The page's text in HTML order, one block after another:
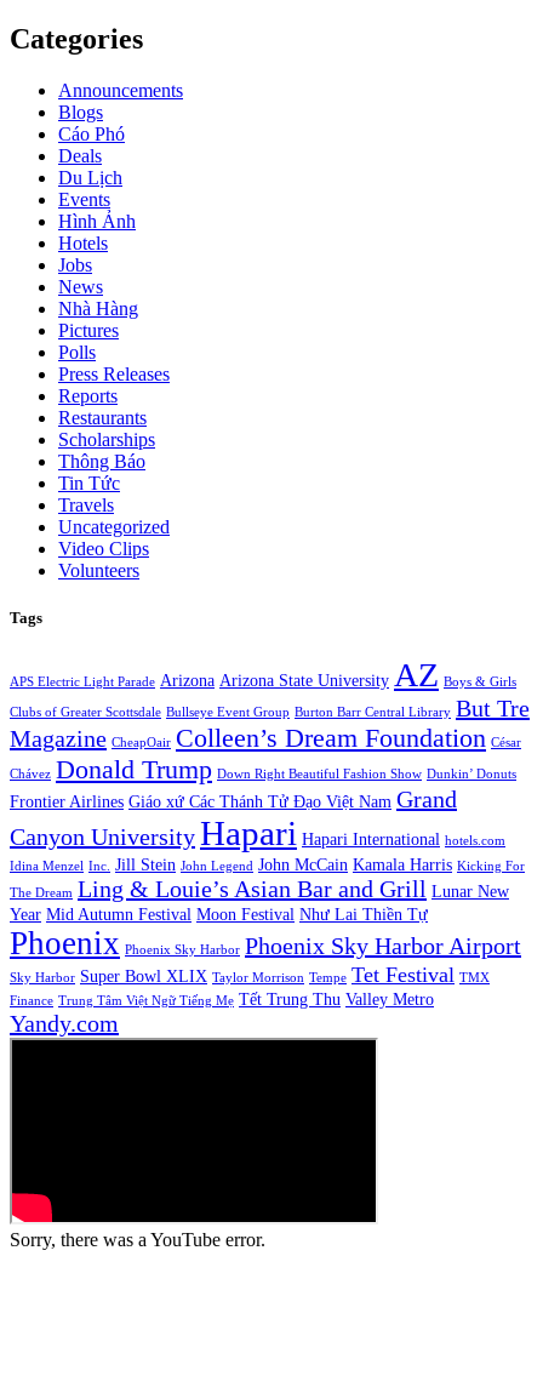
Categories
Announcements
Blogs
Cáo Phó
Deals
Du Lịch
Events
Hình Ảnh
Hotels
Jobs
News
Nhà Hàng
Pictures
Polls
Press Releases
Reports
Restaurants
Scholarships
Thông Báo
Tin Tức
Travels
Uncategorized
Video Clips
Volunteers
Tags
APS Electric Light Parade Arizona Arizona State University AZ Boys & Girls
Clubs of Greater Scottsdale Bullseye Event Group Burton Barr Central Library But Tre
Magazine CheapOair Colleen’s Dream Foundation César
Chávez Donald Trump Down Right Beautiful Fashion Show Dunkin’ Donuts
Frontier Airlines Giáo xứ Các Thánh Tử Đạo Việt Nam Grand
Canyon UniversityHapari Hapari International hotels.com
Idina Menzel Inc. Jill Stein John Legend John McCain Kamala Harris Kicking For
The Dream Ling & Louie’s Asian Bar and Grill Lunar New
Year Mid Autumn Festival Moon Festival Như Lai Thiền Tự
Phoenix Phoenix Sky Harbor Phoenix Sky Harbor Airport
Sky Harbor Super Bowl XLIX Taylor Morrison Tempe Tet Festival TMX
Finance Trung Tâm Việt Ngữ Tiếng Mẹ Tết Trung Thu Valley Metro
Yandy.com
Sorry, there was a YouTube error.